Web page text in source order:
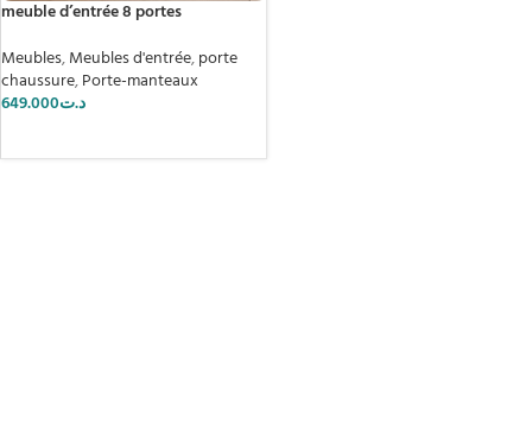
meuble d’entrée 8 portes
Meubles,Meubles d'entrée,porte
chaussure,Porte-manteaux
د.ت649.000